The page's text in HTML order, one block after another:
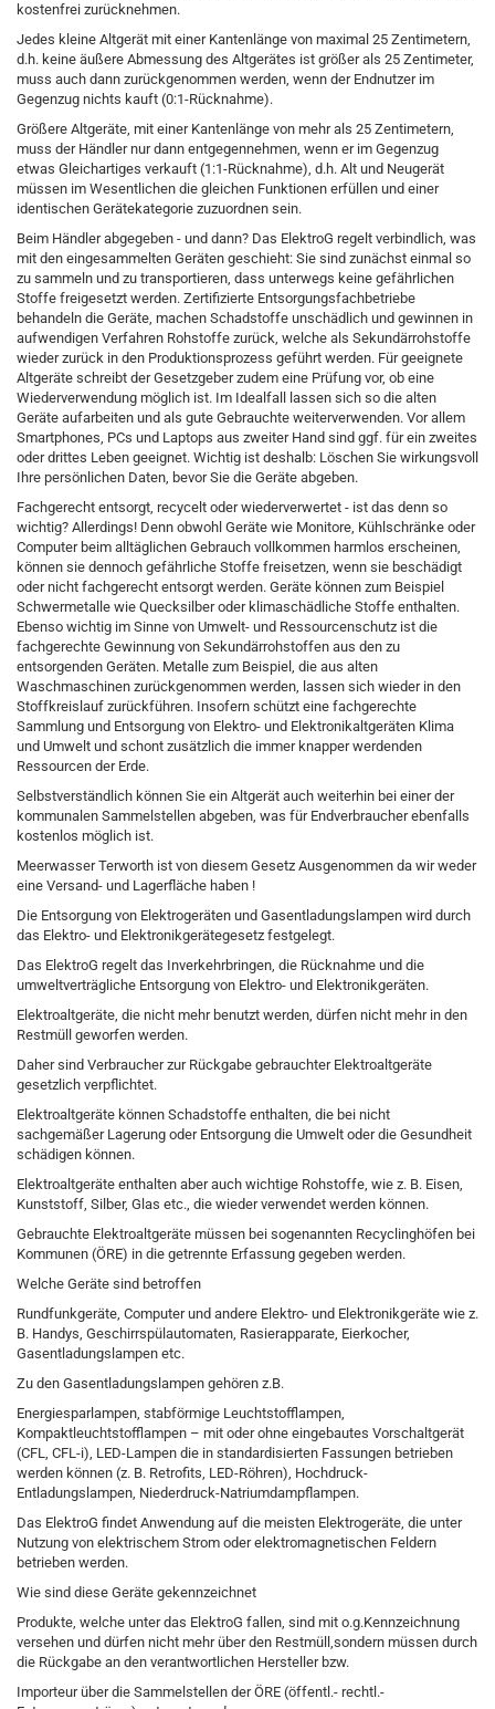
kostenfrei zurücknehmen.
Jedes kleine Altgerät mit einer Kantenlänge von maximal 25 Zentimetern,
d.h. keine äußere Abmessung des Altgerätes ist größer als 25 Zentimeter,
muss auch dann zurückgenommen werden, wenn der Endnutzer im
Gegenzug nichts kauft (0:1-Rücknahme).
Größere Altgeräte, mit einer Kantenlänge von mehr als 25 Zentimetern,
muss der Händler nur dann entgegennehmen, wenn er im Gegenzug
etwas Gleichartiges verkauft (1:1-Rücknahme), d.h. Alt und Neugerät
müssen im Wesentlichen die gleichen Funktionen erfüllen und einer
identischen Gerätekategorie zuzuordnen sein.
Beim Händler abgegeben - und dann? Das ElektroG regelt verbindlich, was
mit den eingesammelten Geräten geschieht: Sie sind zunächst einmal so
zu sammeln und zu transportieren, dass unterwegs keine gefährlichen
Stoffe freigesetzt werden. Zertifizierte Entsorgungsfachbetriebe
behandeln die Geräte, machen Schadstoffe unschädlich und gewinnen in
aufwendigen Verfahren Rohstoffe zurück, welche als Sekundärrohstoffe
wieder zurück in den Produktionsprozess geführt werden. Für geeignete
Altgeräte schreibt der Gesetzgeber zudem eine Prüfung vor, ob eine
Wiederverwendung möglich ist. Im Idealfall lassen sich so die alten
Geräte aufarbeiten und als gute Gebrauchte weiterverwenden. Vor allem
Smartphones, PCs und Laptops aus zweiter Hand sind ggf. für ein zweites
oder drittes Leben geeignet. Wichtig ist deshalb: Löschen Sie wirkungsvoll
Ihre persönlichen Daten, bevor Sie die Geräte abgeben.
Fachgerecht entsorgt, recycelt oder wiederverwertet - ist das denn so
wichtig? Allerdings! Denn obwohl Geräte wie Monitore, Kühlschränke oder
Computer beim alltäglichen Gebrauch vollkommen harmlos erscheinen,
können sie dennoch gefährliche Stoffe freisetzen, wenn sie beschädigt
oder nicht fachgerecht entsorgt werden. Geräte können zum Beispiel
Schwermetalle wie Quecksilber oder klimaschädliche Stoffe enthalten.
Ebenso wichtig im Sinne von Umwelt- und Ressourcenschutz ist die
fachgerechte Gewinnung von Sekundärrohstoffen aus den zu
entsorgenden Geräten. Metalle zum Beispiel, die aus alten
Waschmaschinen zurückgenommen werden, lassen sich wieder in den
Stoffkreislauf zurückführen. Insofern schützt eine fachgerechte
Sammlung und Entsorgung von Elektro- und Elektronikaltgeräten Klima
und Umwelt und schont zusätzlich die immer knapper werdenden
Ressourcen der Erde.
Selbstverständlich können Sie ein Altgerät auch weiterhin bei einer der
kommunalen Sammelstellen abgeben, was für Endverbraucher ebenfalls
kostenlos möglich ist.
Meerwasser Terworth ist von diesem Gesetz Ausgenommen da wir weder
eine Versand- und Lagerfläche haben !
Die Entsorgung von Elektrogeräten und Gasentladungslampen wird durch
das Elektro- und Elektronikgerätegesetz festgelegt.
Das ElektroG regelt das Inverkehrbringen, die Rücknahme und die
umweltverträgliche Entsorgung von Elektro- und Elektronikgeräten.
Elektroaltgeräte, die nicht mehr benutzt werden, dürfen nicht mehr in den
Restmüll geworfen werden.
Daher sind Verbraucher zur Rückgabe gebrauchter Elektroaltgeräte
gesetzlich verpflichtet.
Elektroaltgeräte können Schadstoffe enthalten, die bei nicht
sachgemäßer Lagerung oder Entsorgung die Umwelt oder die Gesundheit
schädigen können.
Elektroaltgeräte enthalten aber auch wichtige Rohstoffe, wie z. B. Eisen,
Kunststoff, Silber, Glas etc., die wieder verwendet werden können.
Gebrauchte Elektroaltgeräte müssen bei sogenannten Recyclinghöfen bei
Kommunen (ÖRE) in die getrennte Erfassung gegeben werden.
Welche Geräte sind betroffen
Rundfunkgeräte, Computer und andere Elektro- und Elektronikgeräte wie z.
B. Handys, Geschirrspülautomaten, Rasierapparate, Eierkocher,
Gasentladungslampen etc.
Zu den Gasentladungslampen gehören z.B.
Energiesparlampen, stabförmige Leuchtstofflampen,
Kompaktleuchtstofflampen – mit oder ohne eingebautes Vorschaltgerät
(CFL, CFL-i), LED-Lampen die in standardisierten Fassungen betrieben
werden können (z. B. Retrofits, LED-Röhren), Hochdruck-
Entladungslampen, Niederdruck-Natriumdampflampen.
Das ElektroG findet Anwendung auf die meisten Elektrogeräte, die unter
Nutzung von elektrischem Strom oder elektromagnetischen Feldern
betrieben werden.
Wie sind diese Geräte gekennzeichnet
Produkte, welche unter das ElektroG fallen, sind mit o.g.Kennzeichnung
versehen und dürfen nicht mehr über den Restmüll,sondern müssen durch
die Rückgabe an den verantwortlichen Hersteller bzw.
Importeur über die Sammelstellen der ÖRE (öffentl.- rechtl.-